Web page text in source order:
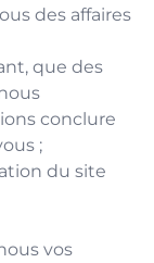
des affaires
que des
conclure
;
du site
vos